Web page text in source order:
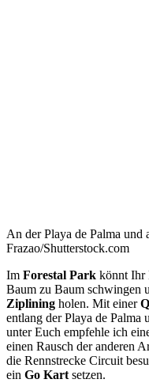
An der Playa de Palma
Frazao/Shutterstock.com
Im Forestal Park könnt Ihr
Baum zu Baum schwingen
Ziplining holen. Mit einer
entlang der Playa de Palma
unter Euch empfehle ich
einen Rausch der anderen
die Rennstrecke Circuit
ein Go Kart setzen.